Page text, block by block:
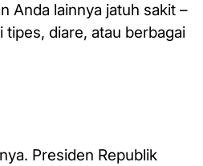
Anda lainnya jatuh sakit –
tipes, diare, atau berbagai
Presiden Republik